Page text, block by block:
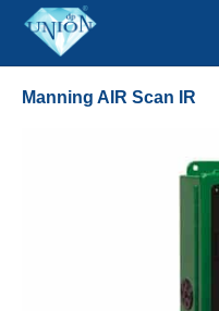
Manning AIR Scan IR